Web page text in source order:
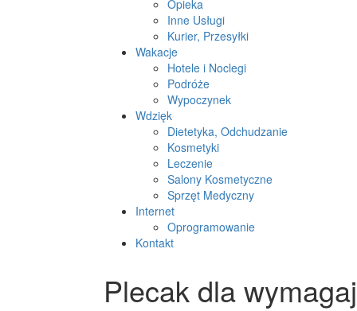
Opieka
Inne Usługi
Kurier, Przesyłki
Wakacje
Hotele i Noclegi
Podróże
Wypoczynek
Wdzięk
Dietetyka, Odchudzanie
Kosmetyki
Leczenie
Salony Kosmetyczne
Sprzęt Medyczny
Internet
Oprogramowanie
Kontakt
Plecak dla